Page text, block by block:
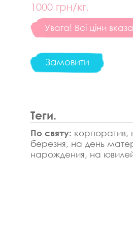
1000 грн/кг.
Увага! Всі ціни
Замовити
Теги.
По святу: корпоратив,
березня, на день
нарождения, на